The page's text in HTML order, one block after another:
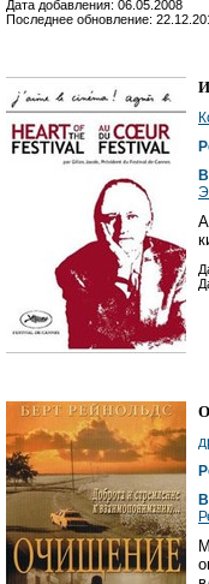
Дата добавления: 06.05.2008
Последнее обновление: